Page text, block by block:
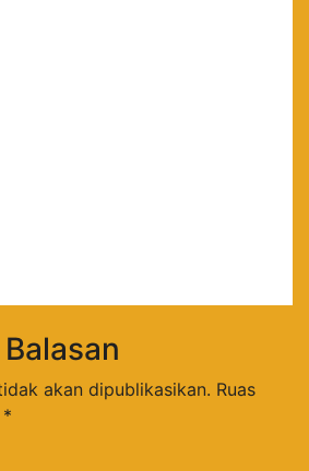
akan dipublikasikan. Ruas
*